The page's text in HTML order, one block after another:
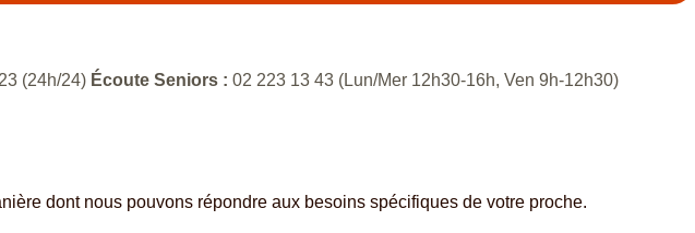
(24h/24) Écoute Seniors : 02 223 13 43 (Lun/Mer 12h30-16h, Ven 9h-12h30)
dont nous pouvons répondre aux besoins spécifiques de votre proche.